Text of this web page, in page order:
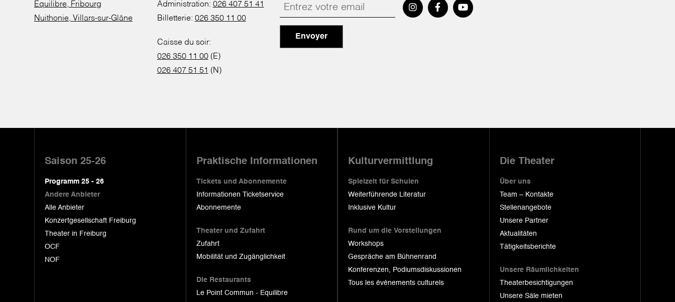
Equilibre, Fribourg
Nuithonie, Villars-sur-Glâne
Administration: 026 407 51 41
Billetterie: 026 350 11 00
Caisse du soir:
026 350 11 00(E)
026 407 51 51 (N)
Envoyer
Saison 25-26
Programm 25 - 26
Andere Anbieter
Alle Anbieter
Konzertgesellschaft Freiburg
Theater in Freiburg
OCF
NOF
Praktische Informationen
Tickets und Abonnemente
Informationen Ticketservice
Abonnemente
Theater und Zufahrt
Zufahrt
Mobilität und Zugänglichkeit
Die Restaurants
Le Point Commun - Equilibre
Kulturvermittlung
Spielzeit für Schulen
Weiterführende Literatur
Inklusive Kultur
Rund um die Vorstellungen
Workshops
Gespräche am Bühnenrand
Konferenzen, Podiumsdiskussionen
Tous les événements culturels
Die Theater
Über uns
Team – Kontakte
Stellenangebote
Unsere Partner
Aktualitäten
Tätigkeitsberichte
Unsere Räumlichkeiten
Theaterbesichtigungen
Unsere Säle mieten